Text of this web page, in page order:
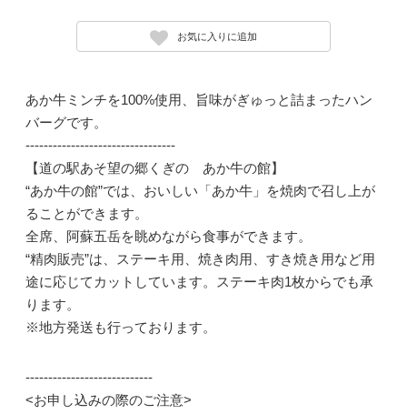
お気に入りに追加
あか牛ミンチを100%使用、旨味がぎゅっと詰まったハン
バーグです。
---------------------------------
【道の駅あそ望の郷くぎの あか牛の館】
“あか牛の館”では、おいしい「あか牛」を焼肉で召し上が
ることができます。
全席、阿蘇五岳を眺めながら食事ができます。
“精肉販売”は、ステーキ用、焼き肉用、すき焼き用など用
途に応じてカットしています。ステーキ肉1枚からでも承
ります。
※地方発送も行っております。
----------------------------
<お申し込みの際のご注意>